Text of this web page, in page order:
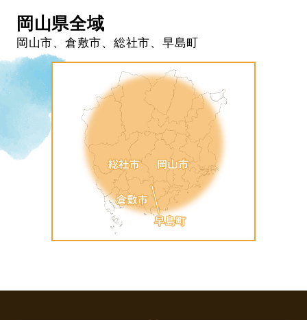
岡山県全域
岡山市、倉敷市、総社市、早島町